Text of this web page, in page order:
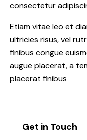
consectetur
Etiam vitae leo et
ultricies risus, vel
finibus congue
augue placerat, a
placerat finibus
Get in Touch